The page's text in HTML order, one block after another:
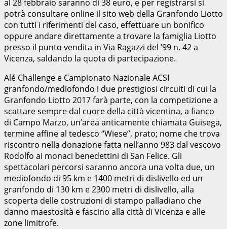
al 28 febbraio saranno di 38 euro, e per registrarsi si
potrà consultare online il sito web della Granfondo Liotto
con tutti i riferimenti del caso, effettuare un bonifico
oppure andare direttamente a trovare la famiglia Liotto
presso il punto vendita in Via Ragazzi del ’99 n. 42 a
Vicenza, saldando la quota di partecipazione.
Alé Challenge e Campionato Nazionale ACSI
granfondo/mediofondo i due prestigiosi circuiti di cui la
Granfondo Liotto 2017 farà parte, con la competizione a
scattare sempre dal cuore della città vicentina, a fianco
di Campo Marzo, un’area anticamente chiamata Guisega,
termine affine al tedesco “Wiese”, prato; nome che trova
riscontro nella donazione fatta nell’anno 983 dal vescovo
Rodolfo ai monaci benedettini di San Felice. Gli
spettacolari percorsi saranno ancora una volta due, un
mediofondo di 95 km e 1400 metri di dislivello ed un
granfondo di 130 km e 2300 metri di dislivello, alla
scoperta delle costruzioni di stampo palladiano che
danno maestosità e fascino alla città di Vicenza e alle
zone limitrofe.